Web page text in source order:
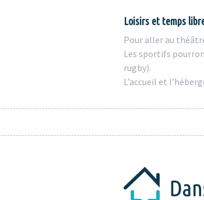
Loisirs et temps
Pour aller au
Les sportifs
rugby).
L’accueil et